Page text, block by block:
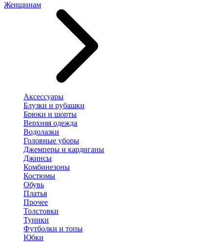
Женщинам
Аксессуары
Блузки и рубашки
Брюки и шорты
Верхняя одежда
Водолазки
Головные уборы
Джемперы и кардиганы
Джинсы
Комбинезоны
Костюмы
Обувь
Платья
Прочее
Толстовки
Туники
Футболки и топы
Юбки